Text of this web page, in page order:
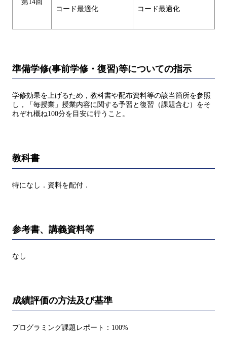
第14回
コード最適化
コード最適化
準備学修(事前学修・復習)等についての指示
学修効果を上げるため，教科書や配布資料等の該当箇所を参照
し，「毎授業」授業内容に関する予習と復習（課題含む）をそ
れぞれ概ね100分を目安に行うこと。
教科書
特になし．資料を配付．
参考書、講義資料等
なし
成績評価の方法及び基準
プログラミング課題レポート：100%